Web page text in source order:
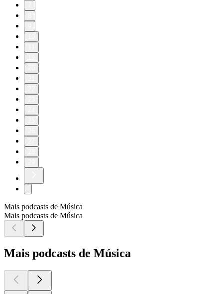
Mais podcasts de Música
Mais podcasts de Música
Mais podcasts de Música